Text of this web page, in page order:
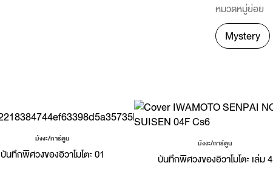
หมวดหมู่ย่อย
Mystery
มังงะ/การ์ตูน
บันทึกพิศวงของอิวาโมโตะ 01
มังงะ/การ์ตูน
บันทึกพิศวงของอิวาโมโตะ เล่ม 4